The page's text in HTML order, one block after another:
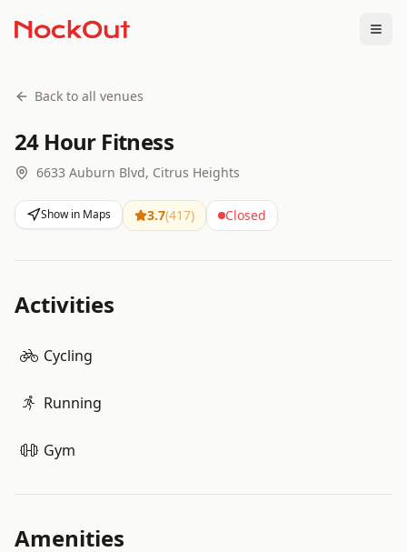
Back to all venues
24 Hour Fitness
6633 Auburn Blvd, Citrus Heights
Show in Maps 3.7(417) Closed
Activities
Cycling
Running
Gym
Amenities